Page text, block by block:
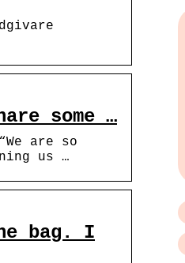
some …
are so
us …
bag. I